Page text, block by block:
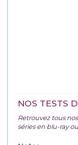
NOS TESTS
Retrouvez tous
séries en blu-ray